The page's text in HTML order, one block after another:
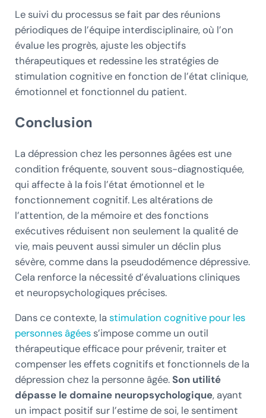
Le suivi du processus se fait par des réunions
périodiques de l’équipe interdisciplinaire, où l’on
évalue les progrès, ajuste les objectifs
thérapeutiques et redessine les stratégies de
stimulation cognitive en fonction de l’état clinique,
émotionnel et fonctionnel du patient.
Conclusion
La dépression chez les personnes âgées est une
condition fréquente, souvent sous-diagnostiquée,
qui affecte à la fois l’état émotionnel et le
fonctionnement cognitif. Les altérations de
l’attention, de la mémoire et des fonctions
exécutives réduisent non seulement la qualité de
vie, mais peuvent aussi simuler un déclin plus
sévère, comme dans la pseudodémence dépressive.
Cela renforce la nécessité d’évaluations cliniques
et neuropsychologiques précises.
Dans ce contexte, la stimulation cognitive pour les
personnes âgéess’impose comme un outil
thérapeutique efficace pour prévenir, traiter et
compenser les effets cognitifs et fonctionnels de la
dépression chez la personne âgée. Son utilité
dépasse le domaine neuropsychologique, ayant
un impact positif sur l’estime de soi, le sentiment